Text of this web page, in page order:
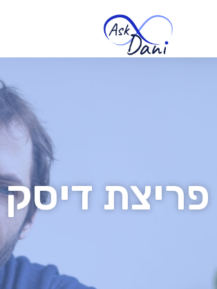
פריצת דיסק